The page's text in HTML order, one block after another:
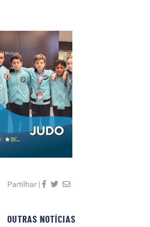
Partilhar |
OUTRAS NOTÍCIAS